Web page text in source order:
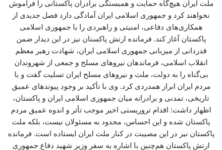
ملت ایران هیچ‌گاه حمایت و همبستگی برادران پاکستانی را فراموش
نخواهند کرد و جمهوری اسلامی ایران آمادگی دارد فصل جدیدی از
همکاری‌های دفاعی، امنیتی و راهبردی را با جمهوری اسلامی
پاکستان آغاز کند. فرمانده ارتش پاکستان نیز در این دیدار ضمن
قدردانی از میزبانی جمهوری اسلامی ایران، شهادت رهبر معظم
انقلاب اسلامی، فرماندهان نیروهای مسلح و جمعی از شهروندان
بی‌گناه را به دولت، ملت و نیروهای مسلح ایران تسلیت گفت و با
مردم ایران ابراز همدردی کرد. وی با تأکید بر وجود پیوندهای عمیق
تاریخی، تمدنی و برادرانه میان جمهوری اسلامی ایران و پاکستان،
اظهار داشت: اقدام تروریستی اخیر موجب تأثر و اندوه عمیق مردم
پاکستان شده و این احساس، محدود به مسئولان نیست، بلکه ملت
پاکستان نیز در این مصیبت در کنار ملت ایران ایستاده است. فرمانده
ارتش پاکستان هم‌چنین با اشاره به سفر وزیر شهید دفاع جمهوری